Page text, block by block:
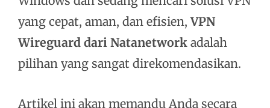
yang cepat, aman, dan efisien,VPN
Wireguard dari Natanetwork adalah
pilihan yang sangat direkomendasikan.
Artikel ini akan memandu Anda secara